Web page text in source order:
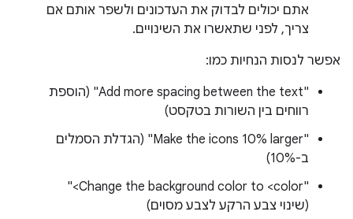
אתם יכולים לבדוק את העדכונים ולשפר אותם אם
צריך, לפני שתאשרו את השינויים.
אפשר לנסות הנחיות כמו:
‫"Add more spacing between the text" (הוספת
רווחים בין השורות בטקסט)
‫"Make the icons 10% larger" ‏(הגדלת הסמלים
ב-10%)
‫"Change the background color to <color>"
‏(שינוי צבע הרקע לצבע מסוים)